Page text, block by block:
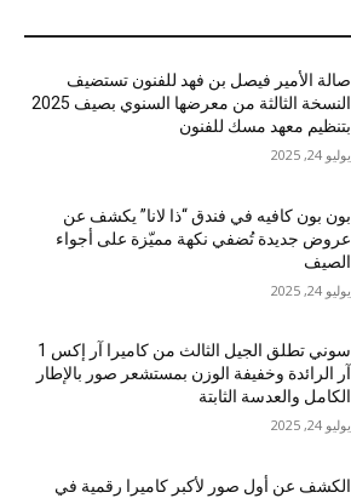
صالة الأمير فيصل بن فهد للفنون تستضيف
النسخة الثالثة من معرضها السنوي بصيف 2025
بتنظيم معهد مسك للفنون
يوليو 24, 2025
بون بون كافيه في فندق “ذا لانا” يكشف عن
عروض جديدة تُضفي نكهة مميّزة على أجواء
الصيف
يوليو 24, 2025
سوني تطلق الجيل الثالث من كاميرا آر إكس 1
آر الرائدة وخفيفة الوزن بمستشعر صور بالإطار
الكامل والعدسة الثابتة
يوليو 24, 2025
الكشف عن أول صور لأكبر كاميرا رقمية في